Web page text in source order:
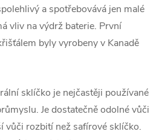
a spotřebovává jen malé
vliv na výdrž baterie. První
byly vyrobeny v Kanadě
sklíčko je nejčastěji používané
Je dostatečně odolné vůči
vůči rozbití než safírové sklíčko.